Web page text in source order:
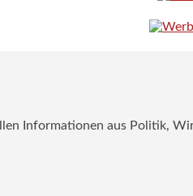
Informationen aus Politik,